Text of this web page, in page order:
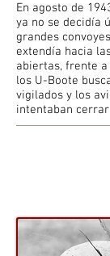
En agosto de
ya no se decidía
grandes
extendía hacia
abiertas, frente
los U-Boote
vigilados y los
intentaban